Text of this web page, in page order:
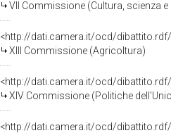
VII Commissione (Cultura, scienza
<http://dati.camera.it/ocd/
XIII Commissione (Agricoltura)
<http://dati.camera.it/ocd/
XIV Commissione (Politiche
<http://dati.camera.it/ocd/